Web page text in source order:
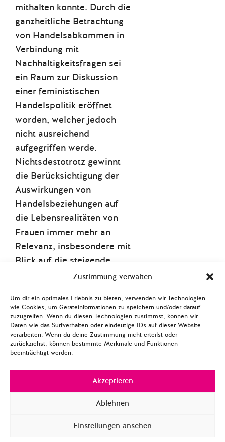
Zustimmung verwalten
Um dir ein optimales Erlebnis zu bieten, verwenden wir Technologien
wie Cookies, um Geräteinformationen zu speichern und/oder darauf
zuzugreifen. Wenn du diesen Technologien zustimmst, können wir
Daten wie das Surfverhalten oder eindeutige IDs auf dieser Website
verarbeiten. Wenn du deine Zustimmung nicht erteilst oder
zurückziehst, können bestimmte Merkmale und Funktionen
beeinträchtigt werden.
Akzeptieren
Ablehnen
Einstellungen ansehen
mithalten konnte. Durch die
ganzheitliche Betrachtung
von Handelsabkommen in
Verbindung mit
Nachhaltigkeitsfragen sei
ein Raum zur Diskussion
einer feministischen
Handelspolitik eröffnet
worden, welcher jedoch
nicht ausreichend
aufgegriffen werde.
Nichtsdestotrotz gewinnt
die Berücksichtigung der
Auswirkungen von
Handelsbeziehungen auf
die Lebensrealitäten von
Frauen immer mehr an
Relevanz, insbesondere mit
Blick auf die steigende
Erwerbstätigenquote von
Kira Schrödel hervor, dass
die EU Kommission in
erster Linie für
handelspolitische Fragen
verantwortlich ist, aber
dass Deutschland auch
durch den Rat der EU
Einfluss nehmen könnte.
berücksichtigt der aktuelle